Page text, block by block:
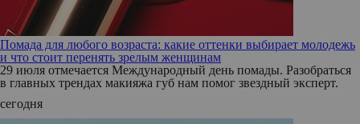
Помада для любого возраста: какие оттенки выбирает молодежь
и что стоит перенять зрелым женщинам
29 июля отмечается Международный день помады. Разобраться
в главных трендах макияжа губ нам помог звездный эксперт.
сегодня